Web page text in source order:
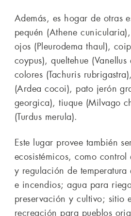
Además, es hogar de otras
pequén (Athene
ojos (Pleurodema thaul),
coypus), queltehue
colores (Tachuris
(Ardea cocoi), pato jerón
georgica), tiuque (Milvago
(Turdus merula).
Este lugar provee también
ecosistémicos, como
y regulación de
e incendios; agua para
preservación y cultivo; sitio
recreación para pueblos